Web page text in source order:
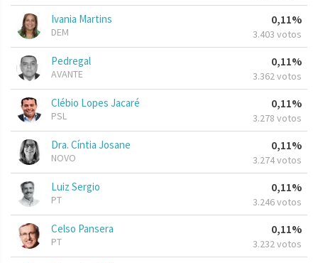
Ivania Martins
DEM
0,11%
3.403 votos
Pedregal
AVANTE
0,11%
3.362 votos
Clébio Lopes Jacaré
PSL
0,11%
3.278 votos
Dra. Cíntia Josane
NOVO
0,11%
3.274 votos
Luiz Sergio
PT
0,11%
3.246 votos
Celso Pansera
PT
0,11%
3.232 votos